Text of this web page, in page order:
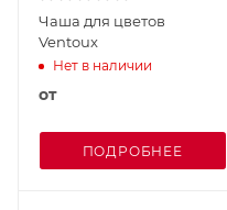
Чаша для цветов
Ventoux
Нет в наличии
от
ПОДРОБНЕЕ